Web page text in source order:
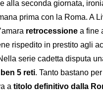
alla seconda giornata,
prima con la Roma. A
retrocessione a fine
rispedito in prestito agli
serie cadetta disputa
5 reti. Tanto bastano
a titolo definitivo dalla